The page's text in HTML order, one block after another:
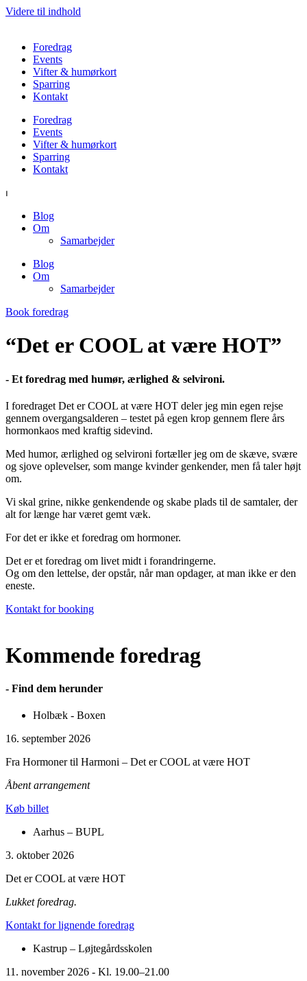
Videre til indhold
Foredrag
Events
Vifter & humørkort
Sparring
Kontakt
Foredrag
Events
Vifter & humørkort
Sparring
Kontakt
⏐
Blog
Om
Samarbejder
Blog
Om
Samarbejder
Book foredrag
“Det er COOL at være HOT”
- Et foredrag med humør, ærlighed & selvironi.
I foredraget Det er COOL at være HOT deler jeg min egen rejse
gennem overgangsalderen – testet på egen krop gennem flere års
hormonkaos med kraftig sidevind.
Med humor, ærlighed og selvironi fortæller jeg om de skæve, svære
og sjove oplevelser, som mange kvinder genkender, men få taler højt
om.
Vi skal grine, nikke genkendende og skabe plads til de samtaler, der
alt for længe har været gemt væk.
For det er ikke et foredrag om hormoner.
Det er et foredrag om livet midt i forandringerne.
Og om den lettelse, der opstår, når man opdager, at man ikke er den
eneste.
Kontakt for booking
Kommende foredrag
- Find dem herunder
Holbæk - Boxen
16. september 2026
Fra Hormoner til Harmoni – Det er COOL at være HOT
Åbent arrangement
Køb billet
Aarhus – BUPL
3. oktober 2026
Det er COOL at være HOT
Lukket foredrag.
Kontakt for lignende foredrag
Kastrup – Løjtegårdsskolen​
11. november 2026​ - Kl. 19.00–21.00